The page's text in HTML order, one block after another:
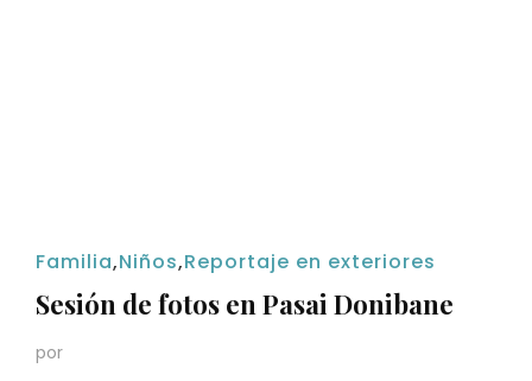
Familia,Niños,Reportaje en exteriores
Sesión de fotos en Pasai Donibane
por